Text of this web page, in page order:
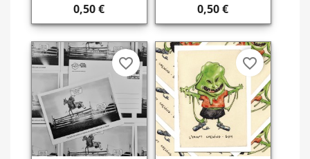
0,50 € 0,50 €
favorite_border favorite_border